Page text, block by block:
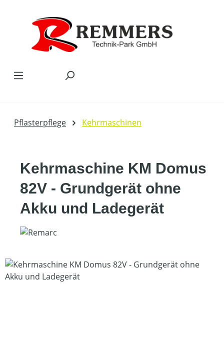
Pflasterpflege Kehrmaschinen
Kehrmaschine KM Domus
82V - Grundgerät ohne
Akku und Ladegerät
Bildergalerie überspringen